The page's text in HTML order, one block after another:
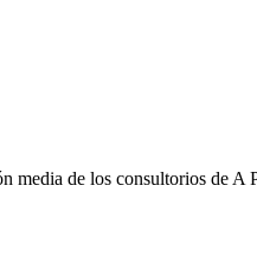
media de los consultorios de A